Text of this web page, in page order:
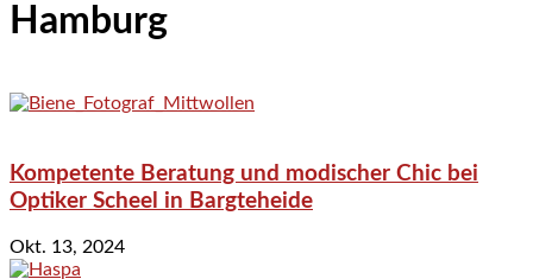
Hamburg
Kompetente Beratung und modischer Chic bei
Optiker Scheel in Bargteheide
Okt. 13, 2024